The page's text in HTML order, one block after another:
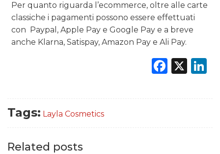
Per quanto riguarda l’ecommerce, oltre alle carte
classiche i pagamenti possono essere effettuati
con
Paypal, Apple Pay e Google Pay e a breve
anche Klarna, Satispay, Amazon Pay e Ali Pay.
X
Tags: Layla Cosmetics
Related posts